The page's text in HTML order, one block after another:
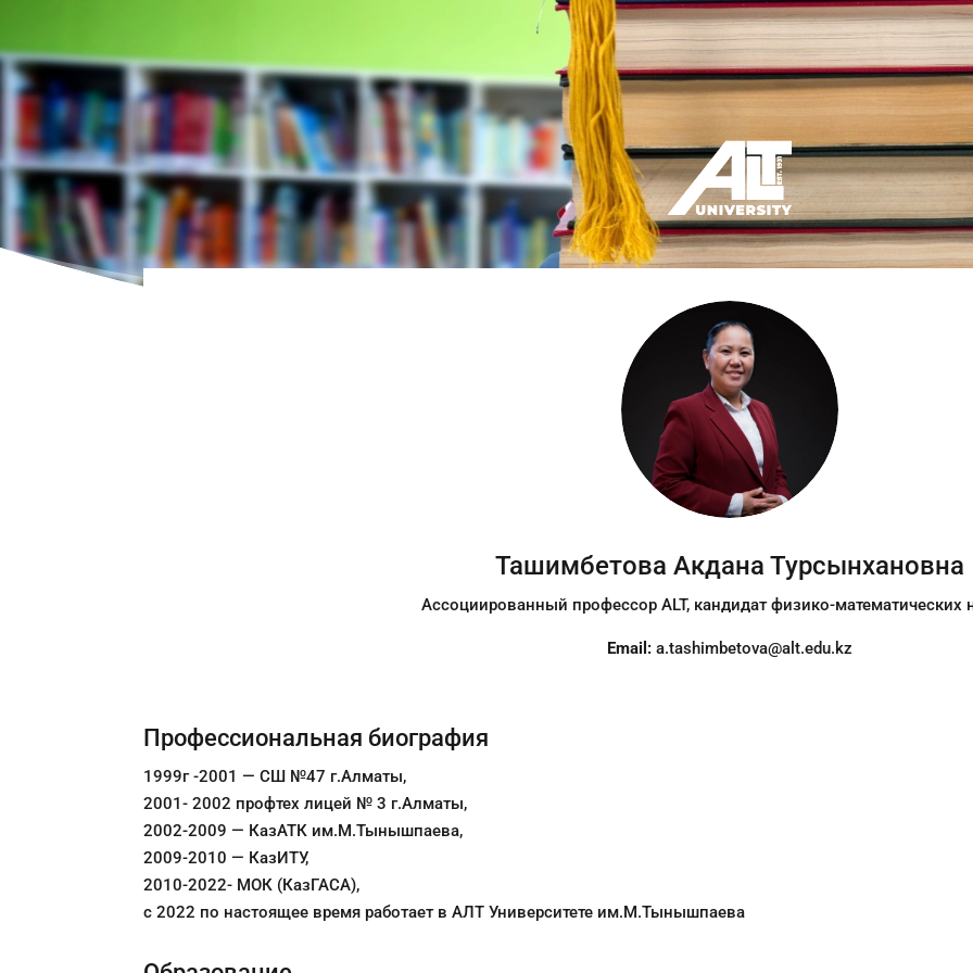
Ташимбетова Акдана Турсынхановна
Ассоциированный профессор ALT, кандидат физико-математических
Email: a.tashimbetova@alt.edu.kz
Профессиональная биография
1999г -2001 — СШ №47 г.Алматы,
2001- 2002 профтех лицей № 3 г.Алматы,
2002-2009 — КазАТК им.М.Тынышпаева,
2009-2010 — КазИТУ,
2010-2022- МОК (КазГАСА),
с 2022 по настоящее время работает в АЛТ Университете им.М.Тынышпаева